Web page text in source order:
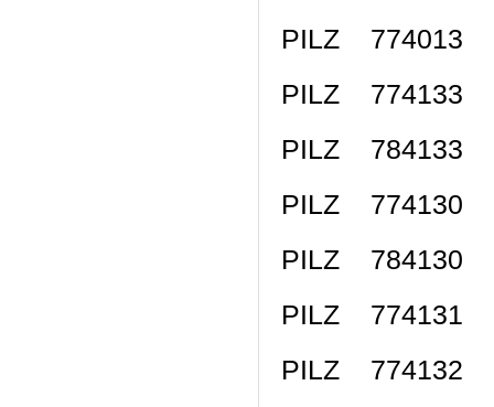
PILZ 774013
PILZ 774133
PILZ 784133
PILZ 774130
PILZ 784130
PILZ 774131
PILZ 774132